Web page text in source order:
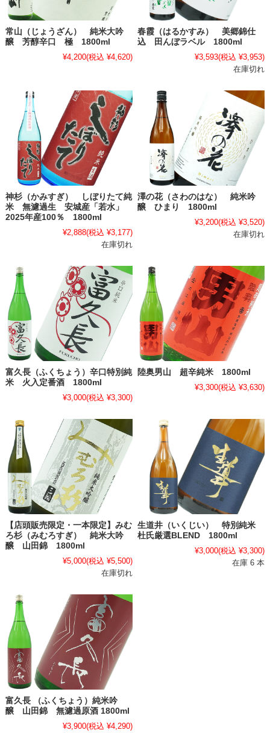
常山（じょうざん） 純米大吟
醸 芳醇辛口 極 1800ml
¥4,200(税込 ¥4,620)
春霞（はるかすみ） 美郷錦仕
込 田んぼラベル 1800ml
¥3,593(税込 ¥3,953)
在庫切れ
神杉（かみすぎ） しぼりたて純
米 無濾過生 安城産「若水」
2025年産100％ 1800ml
¥2,888(税込 ¥3,177)
在庫切れ
澤の花（さわのはな） 純米吟
醸 ひまり 1800ml
¥3,200(税込 ¥3,520)
在庫切れ
富久長（ふくちょう）辛口特別純
米 火入定番酒 1800ml
¥3,000(税込 ¥3,300)
陸奥男山 超辛純米 1800ml
¥3,300(税込 ¥3,630)
【店頭販売限定・一本限定】みむ
ろ杉（みむろすぎ） 純米大吟
醸 山田錦 1800ml
¥5,000(税込 ¥5,500)
在庫切れ
生道井（いくじい） 特別純米
杜氏厳選BLEND 1800ml
¥3,000(税込 ¥3,300)
在庫 6 本
富久長 （ふくちょう）純米吟
醸 山田錦 無濾過原酒 1800ml
¥3,900(税込 ¥4,290)